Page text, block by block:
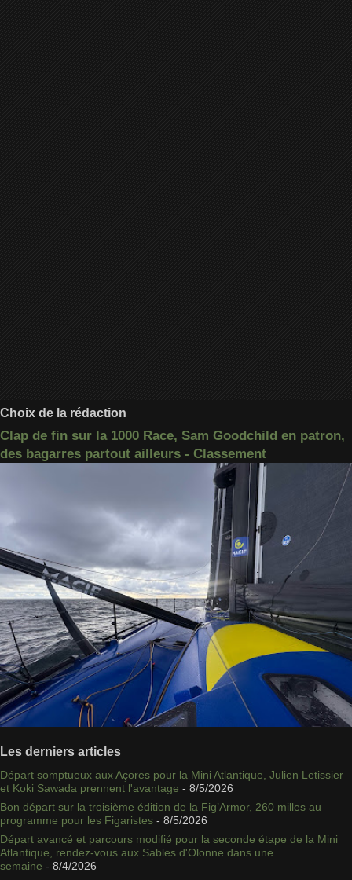
Choix de la rédaction
Clap de fin sur la 1000 Race, Sam Goodchild en patron,
des bagarres partout ailleurs - Classement
Les derniers articles
Départ somptueux aux Açores pour la Mini Atlantique, Julien Letissier
et Koki Sawada prennent l'avantage - 8/5/2026
Bon départ sur la troisième édition de la Fig’Armor, 260 milles au
programme pour les Figaristes - 8/5/2026
Départ avancé et parcours modifié pour la seconde étape de la Mini
Atlantique, rendez-vous aux Sables d'Olonne dans une
semaine - 8/4/2026